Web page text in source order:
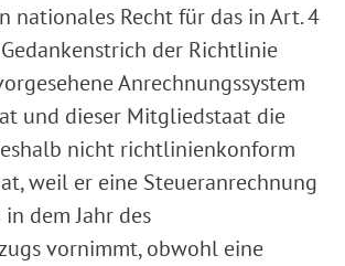
nationales Recht für das in Art. 4
der Richtlinie
Anrechnungssystem
und dieser Mitgliedstaat die
nicht richtlinienkonform
weil er eine Steueranrechnung
dem Jahr des
vornimmt, obwohl eine